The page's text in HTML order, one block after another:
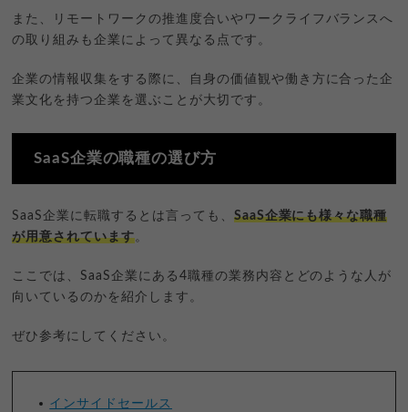
また、リモートワークの推進度合いやワークライフバランスへ
の取り組みも企業によって異なる点です。
企業の情報収集をする際に、自身の価値観や働き方に合った企
業文化を持つ企業を選ぶことが大切です。
SaaS企業の職種の選び方
SaaS企業に転職するとは言っても、 SaaS企業にも様々な職種
が用意されています。
ここでは、SaaS企業にある4職種の業務内容とどのような人が
向いているのかを紹介します。
ぜひ参考にしてください。
インサイドセールス